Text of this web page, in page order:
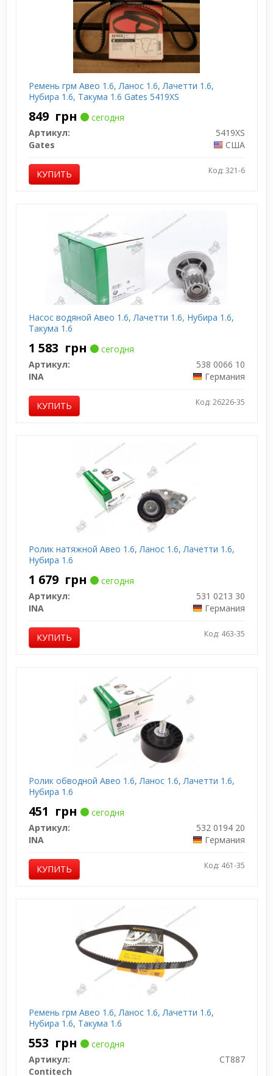
Ремень грм Авео 1.6, Ланос 1.6, Лачетти 1.6,
Нубира 1.6, Такума 1.6 Gates 5419XS
849 грн
сегодня
Артикул:
5419XS
Gates
США
КУПИТЬ Код: 321-6
Насос водяной Авео 1.6, Лачетти 1.6, Нубира 1.6,
Такума 1.6
1 583 грн
сегодня
Артикул:
538 0066 10
INA
Германия
КУПИТЬ Код: 26226-35
Ролик натяжной Авео 1.6, Ланос 1.6, Лачетти 1.6,
Нубира 1.6
1 679 грн
сегодня
Артикул:
531 0213 30
INA
Германия
КУПИТЬ Код: 463-35
Ролик обводной Авео 1.6, Ланос 1.6, Лачетти 1.6,
Нубира 1.6
451 грн
сегодня
Артикул:
532 0194 20
INA
Германия
КУПИТЬ Код: 461-35
Ремень грм Авео 1.6, Ланос 1.6, Лачетти 1.6,
Нубира 1.6, Такума 1.6
553 грн
сегодня
Артикул:
CT887
Contitech